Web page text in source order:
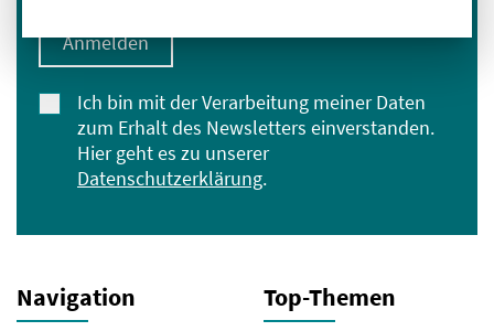
Ich bin mit der Verarbeitung meiner Daten
zum Erhalt des Newsletters einverstanden.
Hier geht es zu unserer
Datenschutzerklärung.
Anmelden
Navigation Top-Themen